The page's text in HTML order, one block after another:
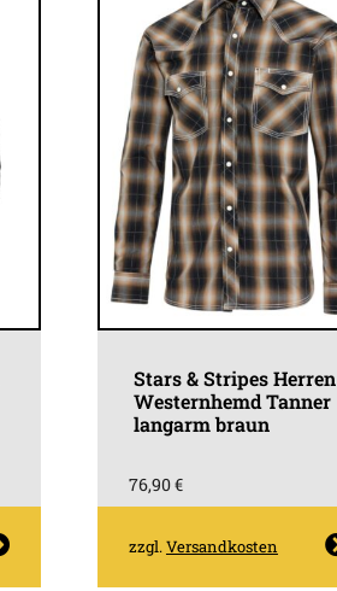
Stars & Stripes Herren
Westernhemd Tanner
langarm braun
76,90€
zzgl.Versandkosten Dieses